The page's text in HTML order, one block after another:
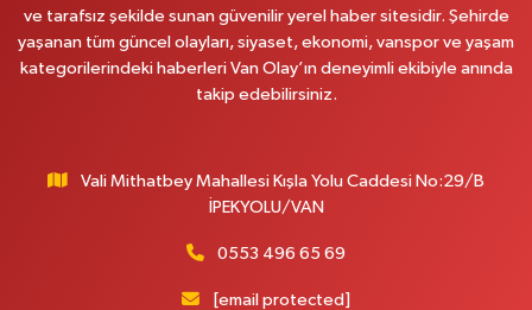
Afşar Eczanesi
Kazım Karabekir Caddesi No:156 B İpekyolu Van
Yol Tarifi Al
Akpınar Mahallesi, Milli Egemenlik Caddesi No:7 A Gürpınar Van
ve tarafsız şekilde sunan güvenilir yerel haber sitesidir. Şehirde
yaşanan tüm güncel olayları, siyaset, ekonomi, vanspor ve yaşam
kategorilerindeki haberleri Van Olay’ın deneyimli ekibiyle anında
takip edebilirsiniz.
Vali Mithatbey Mahallesi Kışla Yolu Caddesi No:29/B
İPEKYOLU/VAN
0553 496 65 69
[email protected]